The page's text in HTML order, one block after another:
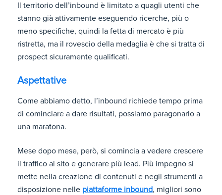
Il territorio dell’inbound è limitato a quagli utenti che
stanno già attivamente eseguendo ricerche, più o
meno specifiche, quindi la fetta di mercato è più
ristretta, ma il rovescio della medaglia è che si tratta di
prospect sicuramente qualificati.
Aspettative
Come abbiamo detto, l’inbound richiede tempo prima
di cominciare a dare risultati, possiamo paragonarlo a
una maratona.
Mese dopo mese, però, si comincia a vedere crescere
il traffico al sito e generare più lead. Più impegno si
mette nella creazione di contenuti e negli strumenti a
disposizione nelle piattaforme inbound, migliori sono